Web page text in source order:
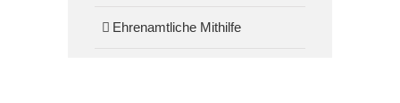
Ehrenamtliche Mithilfe